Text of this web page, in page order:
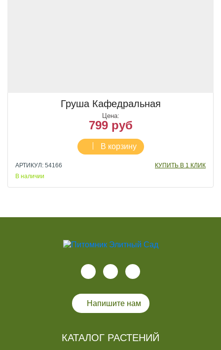
Груша Кафедральная
Цена:
799 руб
В корзину
АРТИКУЛ: 54166
КУПИТЬ В 1 КЛИК
В наличии
Напишите нам
КАТАЛОГ РАСТЕНИЙ